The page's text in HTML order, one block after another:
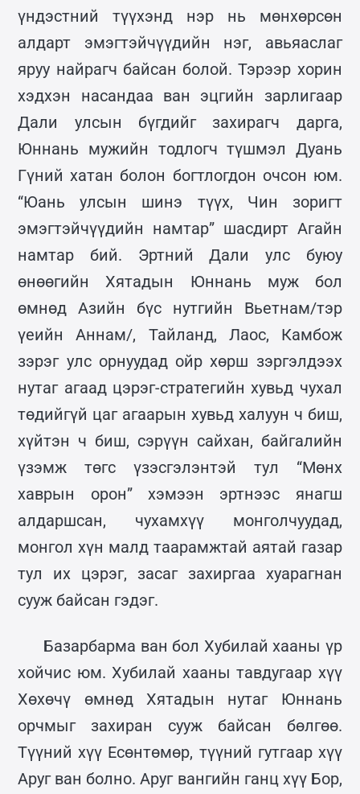
үндэстний түүхэнд нэр нь мөнхөрсөн
алдарт эмэгтэйчүүдийн нэг, авьяаслаг
яруу найрагч байсан болой. Тэрээр хорин
хэдхэн насандаа ван эцгийн зарлигаар
Дали улсын бүгдийг захирагч дарга,
Юннань мужийн тодлогч түшмэл Дуань
Гүний хатан болон богтлогдон очсон юм.
“Юань улсын шинэ түүх, Чин зоригт
эмэгтэйчүүдийн намтар” шасдирт Агайн
намтар бий. Эртний Дали улс буюу
өнөөгийн Хятадын Юннань муж бол
өмнөд Азийн бүс нутгийн Вьетнам/тэр
үеийн Аннам/, Тайланд, Лаос, Камбож
зэрэг улс орнуудад ойр хөрш зэргэлдээх
нутаг агаад цэрэг-стратегийн хувьд чухал
төдийгүй цаг агаарын хувьд халуун ч биш,
хүйтэн ч биш, сэрүүн сайхан, байгалийн
үзэмж төгс үзэсгэлэнтэй тул “Мөнх
хаврын орон” хэмээн эртнээс янагш
алдаршсан, чухамхүү монголчуудад,
монгол хүн малд таарамжтай аятай газар
тул их цэрэг, засаг захиргаа хуарагнан
сууж байсан гэдэг.
Базарбарма ван бол Хубилай хааны үр
хойчис юм. Хубилай хааны тавдугаар хүү
Хөхөчү өмнөд Хятадын нутаг Юннань
орчмыг захиран сууж байсан бөлгөө.
Түүний хүү Есөнтөмөр, түүний гутгаар хүү
Аруг ван болно. Аруг вангийн ганц хүү Бор,